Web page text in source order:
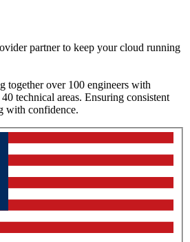
partner to keep your cloud running
together over 100 engineers with
technical areas. Ensuring consistent
with confidence.